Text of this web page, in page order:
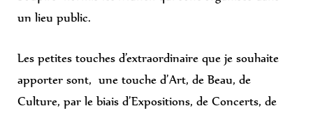
un lieu public.
Les petites touches d’extraordinaire que je souhaite
apporter sont, une touche d’Art, de Beau, de
Culture, par le biais d’Expositions, de Concerts, de